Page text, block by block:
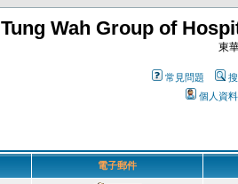
Tung Wah Group of
東
常見問題
個人資料
電子郵件